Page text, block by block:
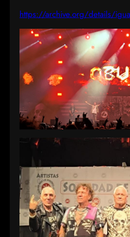
https://archive.org/details/